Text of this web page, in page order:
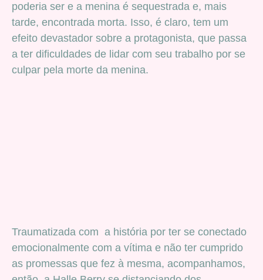
poderia ser e a menina é sequestrada e, mais
tarde, encontrada morta. Isso, é claro, tem um
efeito devastador sobre a protagonista, que passa
a ter dificuldades de lidar com seu trabalho por se
culpar pela morte da menina.
Traumatizada com a história por ter se conectado
emocionalmente com a vítima e não ter cumprido
as promessas que fez à mesma, acompanhamos,